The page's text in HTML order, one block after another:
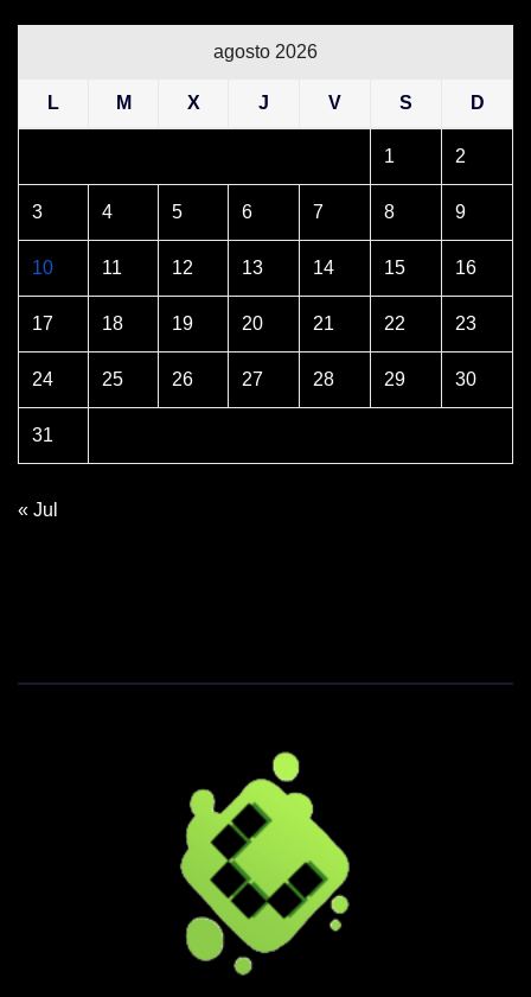
agosto 2026
L M X J V S D
1 2
3 4 5 6 7 8 9
10 11 12 13 14 15 16
17 18 19 20 21 22 23
24 25 26 27 28 29 30
31
« Jul